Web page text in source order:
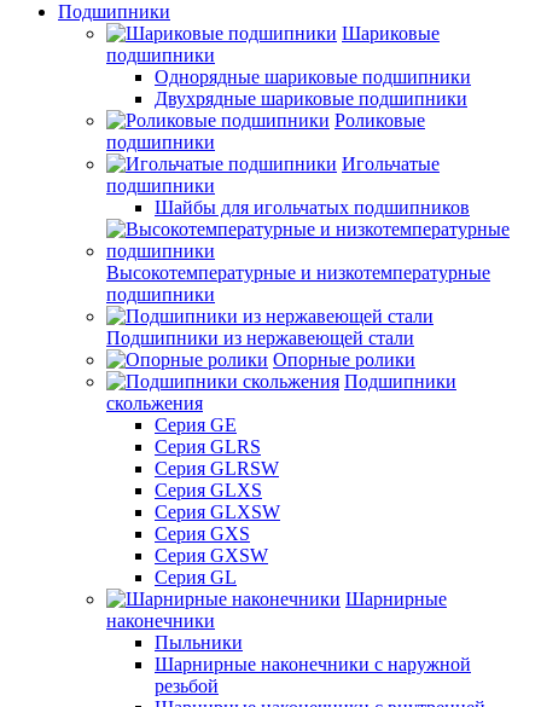
Подшипники
Шариковые
подшипники
Однорядные шариковые подшипники
Двухрядные шариковые подшипники
Роликовые
подшипники
Игольчатые
подшипники
Шайбы для игольчатых подшипников
Высокотемпературные и низкотемпературные
подшипники
Подшипники из нержавеющей стали
Опорные ролики
Подшипники
скольжения
Серия GE
Серия GLRS
Серия GLRSW
Серия GLXS
Серия GLXSW
Серия GXS
Серия GXSW
Серия GL
Шарнирные
наконечники
Пыльники
Шарнирные наконечники с наружной
резьбой